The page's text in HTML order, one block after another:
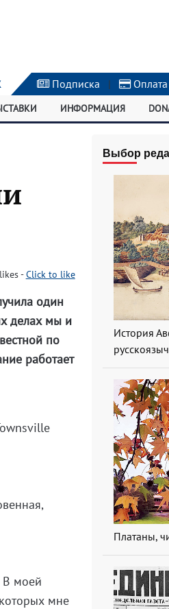
Подписка | Оплата
ИНФОРМАЦИЯ
likes-Click to like
один
делах мы и
по
работает
В моей
мне
Выбор
История
Платаны,